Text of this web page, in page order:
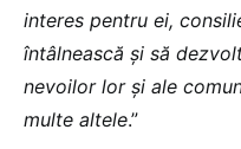
interes pentru ei,
întâlnească și să
nevoilor lor și ale
multe altele.”